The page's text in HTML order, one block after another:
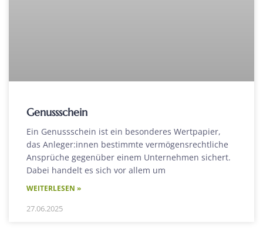
Genussschein
Ein Genussschein ist ein besonderes Wertpapier,
das Anleger:innen bestimmte vermögensrechtliche
Ansprüche gegenüber einem Unternehmen sichert.
Dabei handelt es sich vor allem um
WEITERLESEN »
27.06.2025